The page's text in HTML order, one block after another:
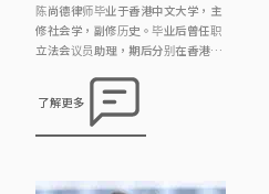
陈尚德律师毕业于香港中文大学，主
修社会学，副修历史。毕业后曾任职
立法会议员助理，期后分别在香港大
律，现为《邓王周廖成利律师行》合
伙人。陈律师希望透过法律工作维护
人权，曾参与多宗司法覆核案例，包
宪法赋与之投票权等。
了解更多